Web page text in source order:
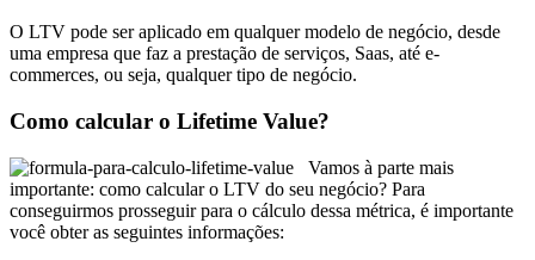
O LTV pode ser aplicado em qualquer modelo de negócio, desde
uma empresa que faz a prestação de serviços, Saas, até e-
commerces, ou seja, qualquer tipo de negócio.
Como calcular o Lifetime Value?
Vamos à parte mais
importante: como calcular o LTV do seu negócio? Para
conseguirmos prosseguir para o cálculo dessa métrica, é importante
você obter as seguintes informações: